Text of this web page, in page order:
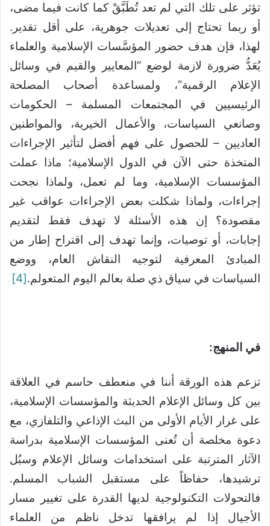
تؤثر على تلك التي لم تعد تُطَبَّقْ كما كانت فيما مضى،
أو ربما تحتاج إلى تعديلات جوهرية، على أقل تقدير.
لهذا، فإن هدف حضور المؤسَّسات الإسلامية والعلماء
يُعَدُّ ضرورة لازمة لوضع “المعايير والقيم في وسائل
الإعلام الرقمية”، ولمساعدة أصحاب المصلحة
الرئيسيين في المجتمعات المسلمة – الحكومات
وصانعي السياسات، والأعمال الخيرية، والمواطنين
العاديين – للحصول على فهم أفضل لتأثير الإجراءات
المتخذة حتى الآن في الدول الإسلامية؛ ماذا عملت
المؤسسات الإسلامية، وما لم تعمل، ولماذا نجحت
إجراءات، ولماذا شكلت بعض الإجراءات عواقب غير
مقصودة؟ إن هذه الأسئلة لا تهدف فقط لتقديم
إجابات، أو توصيات، وإنما تهدف إلى اقتراح إطار من
المبادئ المعرفية لتوجيه النقاش العام، ووضع
السياسات في سياق ذي صلة بعالم اليوم المتعولم.[4]
في المنهج:
تزعم هذه الورقة أننا في منعطف حاسم في العلاقة
بين كل وسائل الإعلام الحديثة والمؤسسات الإسلامية،
على غرار الأيام الأولى من البث الإذاعي والتلفازي، مع
دعوة مخلصة أن تُعنى المؤسسات الإسلامية بدراسة
الآثار المترتبة على استخدامات وسائل الإعلام وسبُل
ترشيدها، حفاظاً على مستقبل الشباب المسلم.
فالتحولات التكنولوجية لديها القدرة على تغيير مسار
الأجيال إذا لم يرافقها تدخل ناظم من العلماء